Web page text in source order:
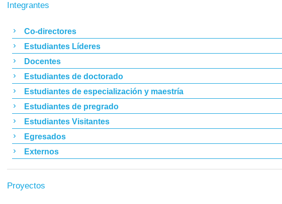
Integrantes
Co-directores
Estudiantes Líderes
Docentes
Estudiantes de doctorado
Estudiantes de especialización y maestría
Estudiantes de pregrado
Estudiantes Visitantes
Egresados
Externos
Proyectos